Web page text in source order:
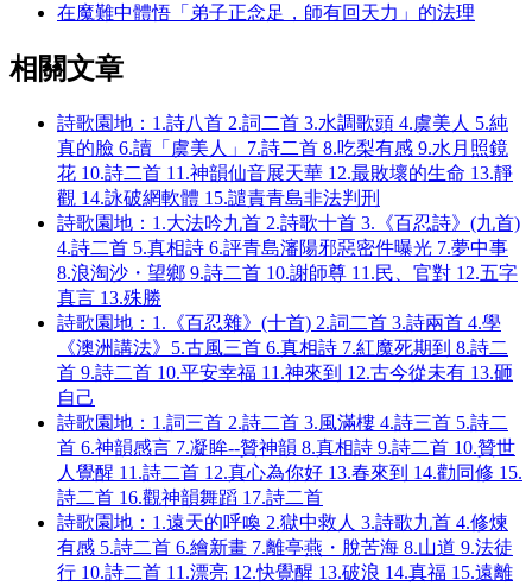
在魔難中體悟「弟子正念足，師有回天力」的法理
相關文章
詩歌園地：1.詩八首 2.詞二首 3.水調歌頭 4.虞美人 5.純
真的臉 6.讀「虞美人」7.詩二首 8.吃梨有感 9.水月照鏡
花 10.詩二首 11.神韻仙音展天華 12.最敗壞的生命 13.靜
觀 14.詠破網軟體 15.譴責青島非法判刑
詩歌園地：1.大法吟九首 2.詩歌十首 3.《百忍詩》(九首)
4.詩二首 5.真相詩 6.評青島瀋陽邪惡密件曝光 7.夢中事
8.浪淘沙・望鄉 9.詩二首 10.謝師尊 11.民、官對 12.五字
真言 13.殊勝
詩歌園地：1.《百忍雜》(十首) 2.詞二首 3.詩兩首 4.學
《澳洲講法》5.古風三首 6.真相詩 7.紅魔死期到 8.詩二
首 9.詩二首 10.平安幸福 11.神來到 12.古今從未有 13.砸
自己
詩歌園地：1.詞三首 2.詩二首 3.風滿樓 4.詩三首 5.詩二
首 6.神韻感言 7.凝眸--贊神韻 8.真相詩 9.詩二首 10.贊世
人覺醒 11.詩二首 12.真心為你好 13.春來到 14.勸同修 15.
詩二首 16.觀神韻舞蹈 17.詩二首
詩歌園地：1.遠天的呼喚 2.獄中救人 3.詩歌九首 4.修煉
有感 5.詩二首 6.繪新畫 7.離亭燕・脫苦海 8.山道 9.法徒
行 10.詩二首 11.漂亮 12.快覺醒 13.破浪 14.真福 15.遠離